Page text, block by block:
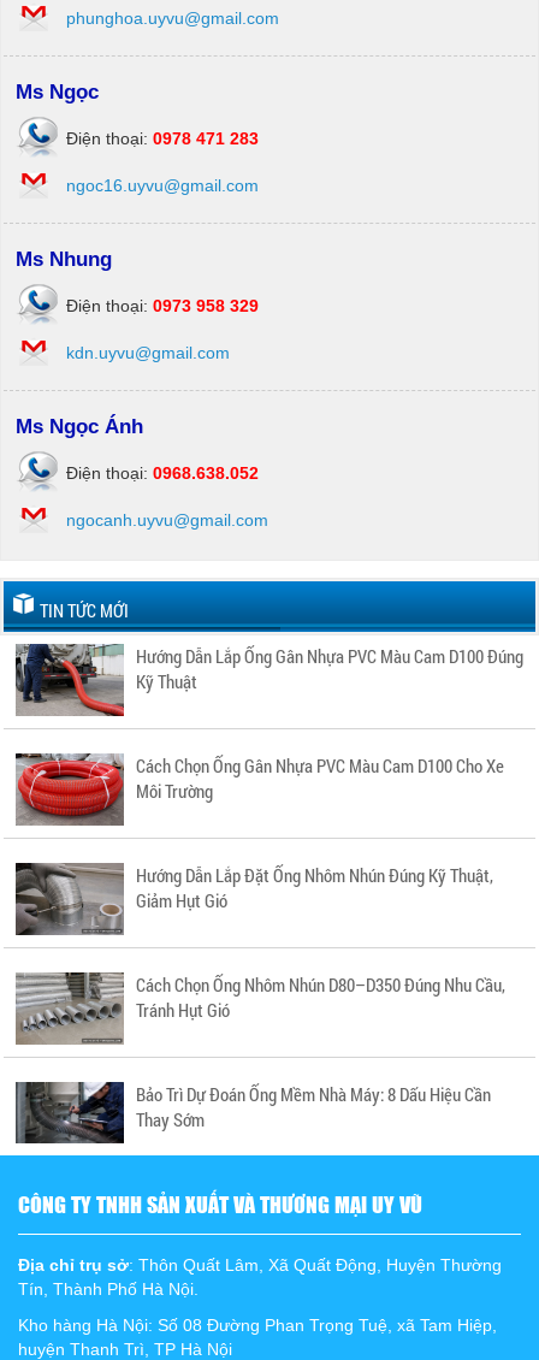
phunghoa.uyvu@gmail.com
Ms Ngọc
Điện thoại: 0978 471 283
ngoc16.uyvu@gmail.com
Ms Nhung
Điện thoại: 0973 958 329
kdn.uyvu@gmail.com
Ms Ngọc Ánh
Điện thoại: 0968.638.052
ngocanh.uyvu@gmail.com
TIN TỨC MỚI
Hướng Dẫn Lắp Ống Gân Nhựa PVC Màu Cam D100 Đúng
Kỹ Thuật
Cách Chọn Ống Gân Nhựa PVC Màu Cam D100 Cho Xe
Môi Trường
Hướng Dẫn Lắp Đặt Ống Nhôm Nhún Đúng Kỹ Thuật,
Giảm Hụt Gió
Cách Chọn Ống Nhôm Nhún D80–D350 Đúng Nhu Cầu,
Tránh Hụt Gió
Bảo Trì Dự Đoán Ống Mềm Nhà Máy: 8 Dấu Hiệu Cần
Thay Sớm
CÔNG TY TNHH SẢN XUẤT VÀ THƯƠNG MẠI UY VŨ
Địa chỉ trụ sở: Thôn Quất Lâm, Xã Quất Động, Huyện Thường
Tín, Thành Phố Hà Nội.
Kho hàng Hà Nội: Số 08 Đường Phan Trọng Tuệ, xã Tam Hiệp,
huyện Thanh Trì, TP Hà Nội